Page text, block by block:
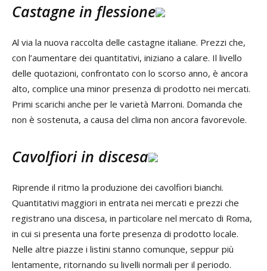
Castagne in flessione
Al via la nuova raccolta delle castagne italiane. Prezzi che,
con l’aumentare dei quantitativi, iniziano a calare. Il livello
delle quotazioni, confrontato con lo scorso anno, è ancora
alto, complice una minor presenza di prodotto nei mercati.
Primi scarichi anche per le varietà Marroni. Domanda che
non è sostenuta, a causa del clima non ancora favorevole.
Cavolfiori in discesa
Riprende il ritmo la produzione dei cavolfiori bianchi.
Quantitativi maggiori in entrata nei mercati e prezzi che
registrano una discesa, in particolare nel mercato di Roma,
in cui si presenta una forte presenza di prodotto locale.
Nelle altre piazze i listini stanno comunque, seppur più
lentamente, ritornando su livelli normali per il periodo.